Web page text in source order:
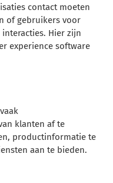
contact moeten
of gebruikers voor
Hier zijn
experience software
klanten af te
productinformatie te
aan te bieden.